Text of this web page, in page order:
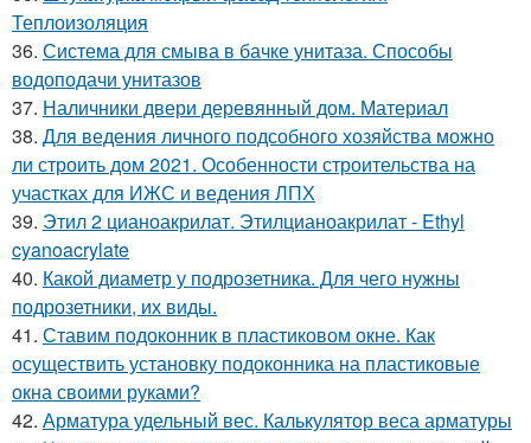
Теплоизоляция
36. Система для смыва в бачке унитаза. Способы
водоподачи унитазов
37. Наличники двери деревянный дом. Материал
38. Для ведения личного подсобного хозяйства можно
ли строить дом 2021. Особенности строительства на
участках для ИЖС и ведения ЛПХ
39. Этил 2 цианоакрилат. Этилцианоакрилат - Ethyl
cyanoacrylate
40. Какой диаметр у подрозетника. Для чего нужны
подрозетники, их виды.
41. Ставим подоконник в пластиковом окне. Как
осуществить установку подоконника на пластиковые
окна своими руками?
42. Арматура удельный вес. Калькулятор веса арматуры